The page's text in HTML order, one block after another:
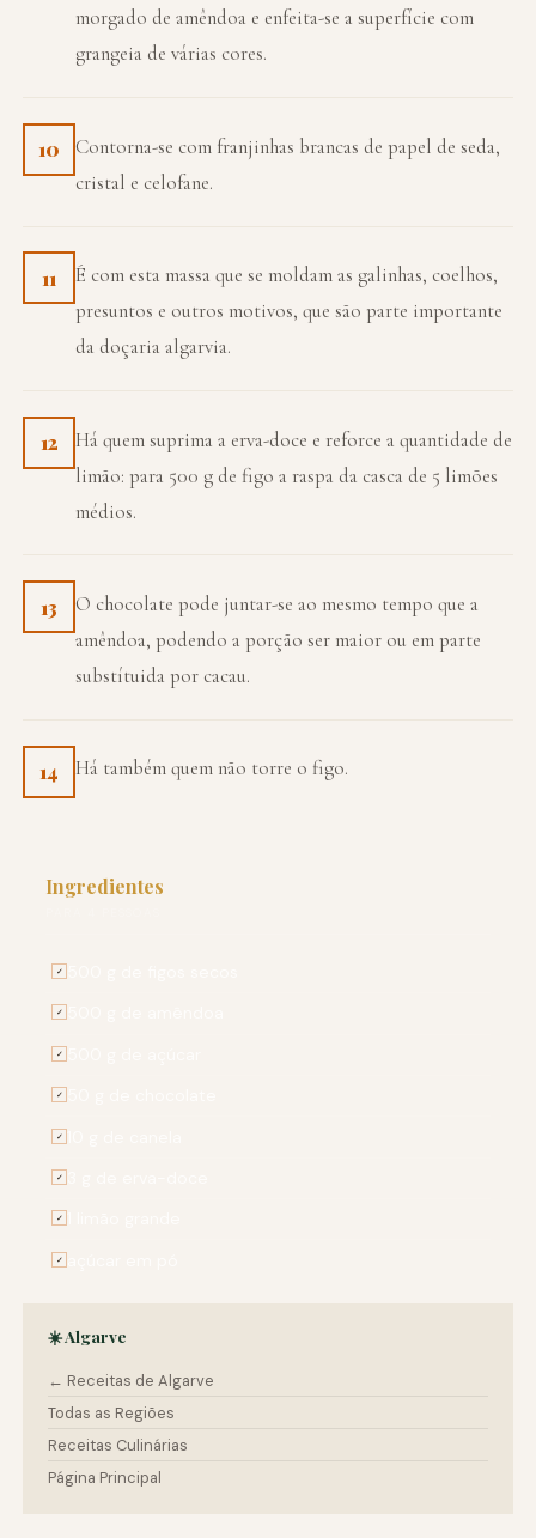
morgado de amêndoa e enfeita-se a superfície com
grangeia de várias cores.
10
Contorna-se com franjinhas brancas de papel de seda,
cristal e celofane.
11
É com esta massa que se moldam as galinhas, coelhos,
presuntos e outros motivos, que são parte importante
da doçaria algarvia.
12
Há quem suprima a erva-doce e reforce a quantidade de
limão: para 500 g de figo a raspa da casca de 5 limões
médios.
13
O chocolate pode juntar-se ao mesmo tempo que a
amêndoa, podendo a porção ser maior ou em parte
substítuida por cacau.
14 Há também quem não torre o figo.
Ingredientes
✓
✓
✓
✓
✓
✓
✓
✓
☀️ Algarve
← Receitas de Algarve
Todas as Regiões
Receitas Culinárias
Página Principal